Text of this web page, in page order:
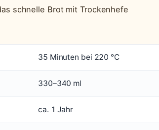
schnelle Brot mit Trockenhefe
35 Minuten bei 220 °C
330–340 ml
ca. 1 Jahr